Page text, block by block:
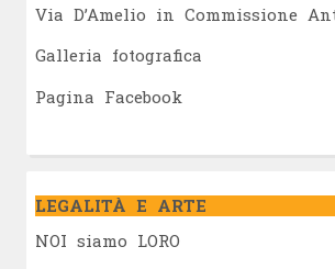
Via D’Amelio in Commissione
Galleria fotografica
Pagina Facebook
LEGALITÀ E ARTE
NOI siamo LORO